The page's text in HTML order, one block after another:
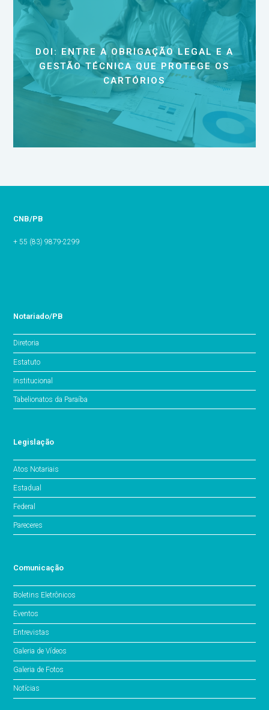
DOI: ENTRE A OBRIGAÇÃO LEGAL E A
GESTÃO TÉCNICA QUE PROTEGE OS
CARTÓRIOS
CNB/PB
+ 55 (83) 9879-2299
Notariado/PB
Diretoria
Estatuto
Institucional
Tabelionatos da Paraíba
Legislação
Atos Notariais
Estadual
Federal
Pareceres
Comunicação
Boletins Eletrônicos
Eventos
Entrevistas
Galeria de Vídeos
Galeria de Fotos
Notícias